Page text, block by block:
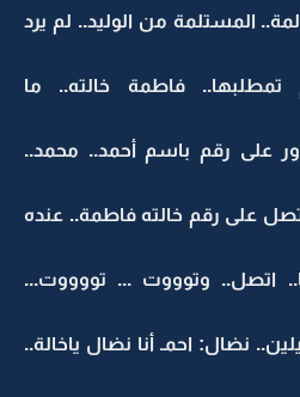
المستلمة من الوليد.. لم يرد
تمطلبها.. فاطمة خالته.. ما
على رقم باسم أحمد.. محمد..
على رقم خالته فاطمة.. عنده
اتصل.. وتوووت ... تووووت...
نضال: احمـ أنا نضال ياخالة..